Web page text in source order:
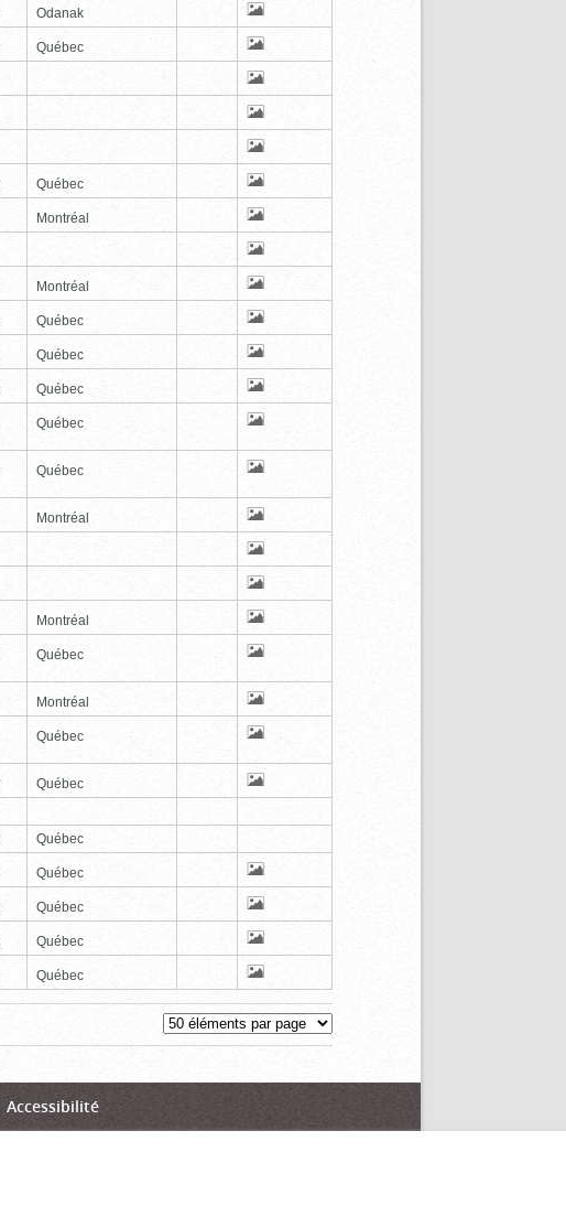
Odanak
Québec
Québec
Montréal
Montréal
Québec
Québec
Québec
Québec
Québec
Montréal
Montréal
Québec
Montréal
Québec
Québec
Québec
Québec
Québec
Québec
Québec
Accessibilité